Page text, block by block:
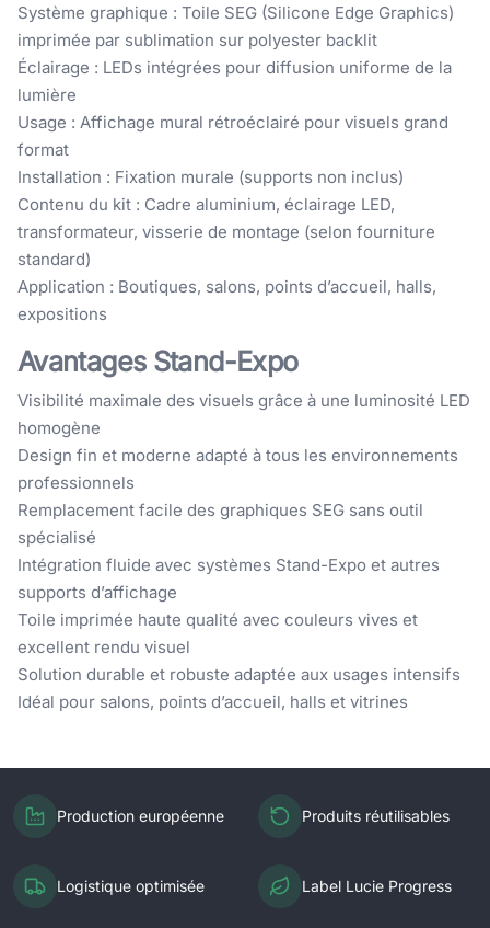
Système graphique : Toile SEG (Silicone Edge Graphics)
imprimée par sublimation sur polyester backlit
Éclairage : LEDs intégrées pour diffusion uniforme de la
lumière
Usage : Affichage mural rétroéclairé pour visuels grand
format
Installation : Fixation murale (supports non inclus)
Contenu du kit : Cadre aluminium, éclairage LED,
transformateur, visserie de montage (selon fourniture
standard)
Application : Boutiques, salons, points d’accueil, halls,
expositions
Avantages Stand-Expo
Visibilité maximale des visuels grâce à une luminosité LED
homogène
Design fin et moderne adapté à tous les environnements
professionnels
Remplacement facile des graphiques SEG sans outil
spécialisé
Intégration fluide avec systèmes Stand-Expo et autres
supports d’affichage
Toile imprimée haute qualité avec couleurs vives et
excellent rendu visuel
Solution durable et robuste adaptée aux usages intensifs
Idéal pour salons, points d’accueil, halls et vitrines
Production européenne Produits réutilisables
Logistique optimisée Label Lucie Progress